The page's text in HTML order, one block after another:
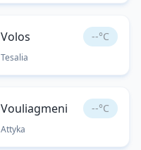
Volos --°C
Tesalia
Vouliagmeni --°C
Attyka